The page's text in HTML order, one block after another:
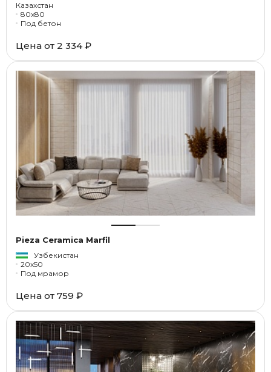
Казахстан
80x80
Под бетон
Цена от 2 334 ₽
Pieza Ceramica Marfil
Узбекистан
20x50
Под мрамор
Цена от 759 ₽